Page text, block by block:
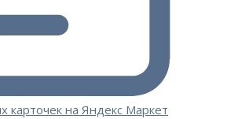
карточек на Яндекс Маркет